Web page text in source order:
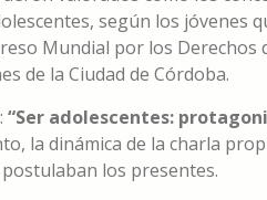
según los jóvenes
Mundial por los Derechos
de la Ciudad de Córdoba.
“Ser adolescentes:
la dinámica de la charla
los presentes.